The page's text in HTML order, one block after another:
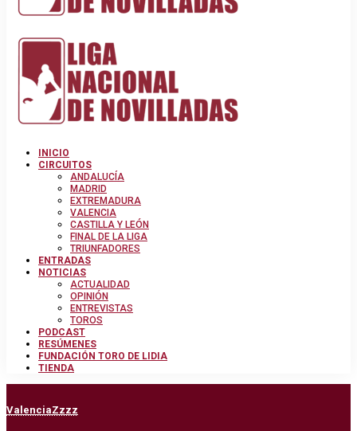
INICIO
CIRCUITOS
ANDALUCÍA
MADRID
EXTREMADURA
VALENCIA
CASTILLA Y LEÓN
FINAL DE LA LIGA
TRIUNFADORES
ENTRADAS
NOTICIAS
ACTUALIDAD
OPINIÓN
ENTREVISTAS
TOROS
PODCAST
RESÚMENES
FUNDACIÓN TORO DE LIDIA
TIENDA
ValenciaZzzz